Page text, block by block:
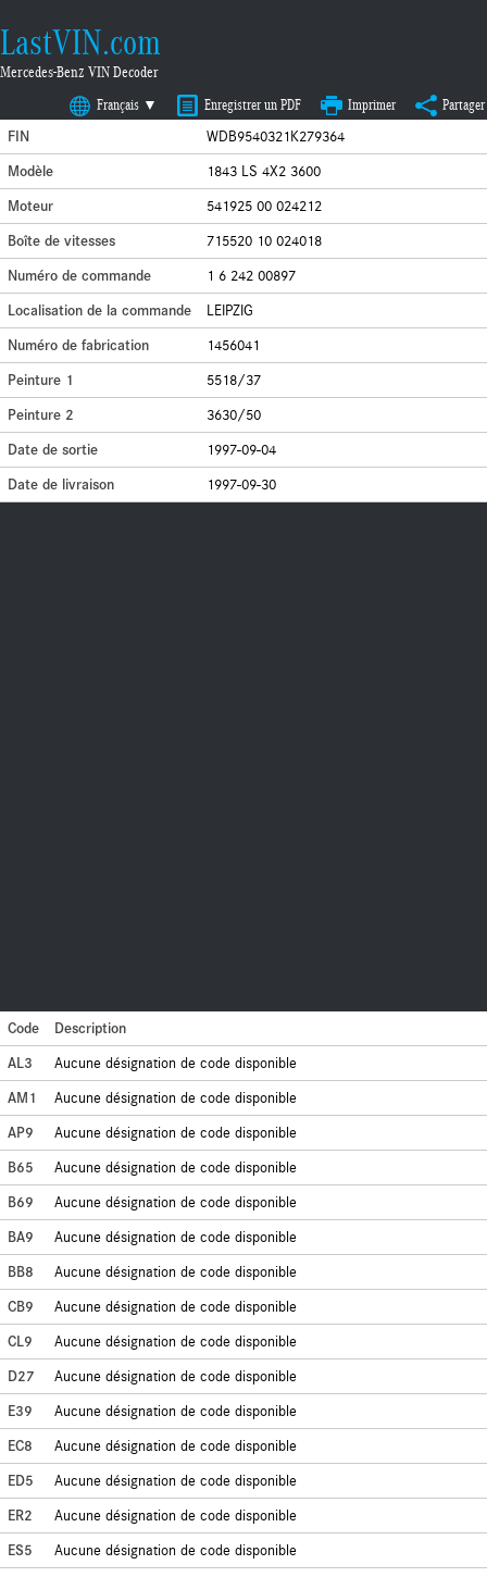
LastVIN.com
Mercedes-Benz VIN Decoder
Français ▼ Enregistrer un PDF Imprimer Partager
FIN
WDB9540321K279364
Modèle
1843 LS 4X2 3600
Moteur
541925 00 024212
Boîte de vitesses
715520 10 024018
Numéro de commande
1 6 242 00897
Localisation de la commande
LEIPZIG
Numéro de fabrication
1456041
Peinture 1
5518/37
Peinture 2
3630/50
Date de sortie
1997-09-04
Date de livraison
1997-09-30
Code
Description
AL3
Aucune désignation de code disponible
AM1
Aucune désignation de code disponible
AP9
Aucune désignation de code disponible
B65
Aucune désignation de code disponible
B69
Aucune désignation de code disponible
BA9
Aucune désignation de code disponible
BB8
Aucune désignation de code disponible
CB9
Aucune désignation de code disponible
CL9
Aucune désignation de code disponible
D27
Aucune désignation de code disponible
E39
Aucune désignation de code disponible
EC8
Aucune désignation de code disponible
ED5
Aucune désignation de code disponible
ER2
Aucune désignation de code disponible
ES5
Aucune désignation de code disponible